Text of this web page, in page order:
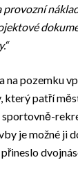
na pozemku
který patří
sportovně-
je možné ji